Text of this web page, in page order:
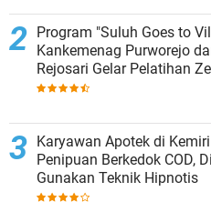
Program "Suluh Goes to
Kankemenag Purworejo
Rejosari Gelar Pelatihan
Moderasi Beragama
Karyawan Apotek di
Penipuan Berkedok COD,
Gunakan Teknik Hipnotis